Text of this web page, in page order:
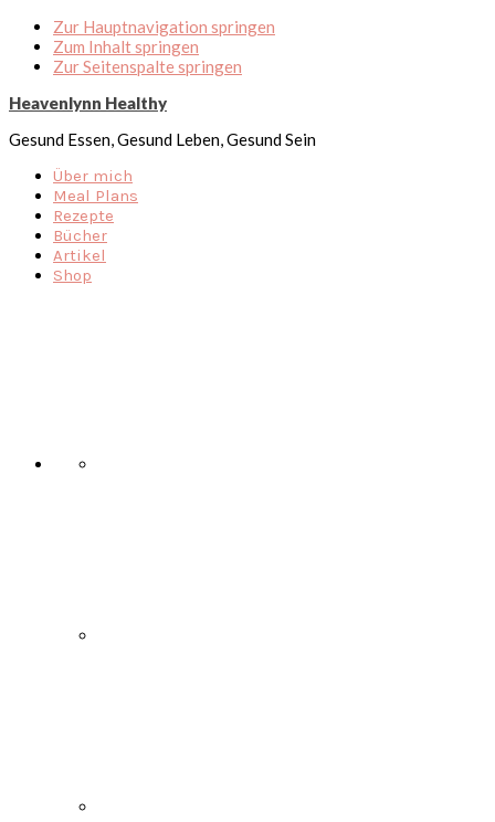
Zur Hauptnavigation springen
Zum Inhalt springen
Zur Seitenspalte springen
Heavenlynn Healthy
Gesund Essen, Gesund Leben, Gesund Sein
Über mich
Meal Plans
Rezepte
Bücher
Artikel
Shop